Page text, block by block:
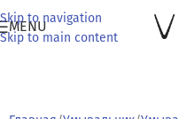
Skip to navigation
Skip to main content
MENU